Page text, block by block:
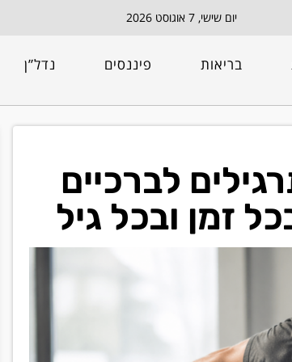
יום שישי, 7 אוגוסט 2026
בריאות פיננסים נדל”ן
לברכיים
זמן ובכל גיל